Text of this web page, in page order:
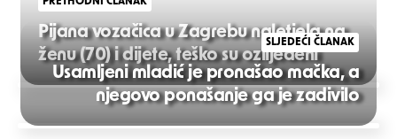
Post
navigation
Pijana vozačica u Zagrebu naletjela na
ženu (70) i dijete, teško su ozlijeđeni
SLJEDEĆI ČLANAK
Usamljeni mladić je pronašao mačka, a
njegovo ponašanje ga je zadivilo